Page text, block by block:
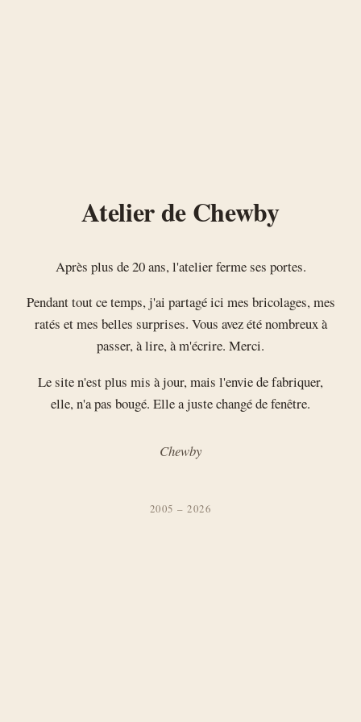
Atelier de Chewby
Après plus de 20 ans, l'atelier ferme ses portes.
Pendant tout ce temps, j'ai partagé ici mes bricolages, mes
ratés et mes belles surprises. Vous avez été nombreux à
passer, à lire, à m'écrire. Merci.
Le site n'est plus mis à jour, mais l'envie de fabriquer,
elle, n'a pas bougé. Elle a juste changé de fenêtre.
Chewby
2005 – 2026